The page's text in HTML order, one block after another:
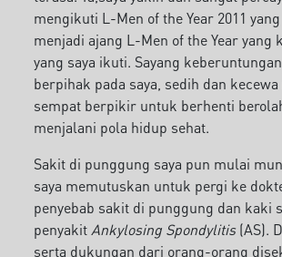
mengikuti L-Men of the Year 2011
menjadi ajang L-Men of the Year yang
yang saya ikuti. Sayang
berpihak pada saya, sedih dan
sempat berpikir untuk berhenti
menjalani pola hidup sehat.
Sakit di punggung saya pun mulai
saya memutuskan untuk pergi ke
penyebab sakit di punggung dan kaki
penyakit Ankylosing Spondylitis(AS).
serta dukungan dari orang-orang